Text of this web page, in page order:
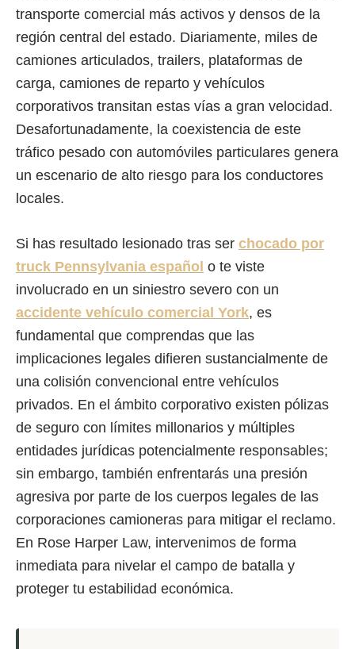
transporte comercial más activos y densos de la
región central del estado. Diariamente, miles de
camiones articulados, trailers, plataformas de
carga, camiones de reparto y vehículos
corporativos transitan estas vías a gran velocidad.
Desafortunadamente, la coexistencia de este
tráfico pesado con automóviles particulares genera
un escenario de alto riesgo para los conductores
locales.
Si has resultado lesionado tras ser chocado por
truck Pennsylvania español o te viste
involucrado en un siniestro severo con un
accidente vehículo comercial York, es
fundamental que comprendas que las
implicaciones legales difieren sustancialmente de
una colisión convencional entre vehículos
privados. En el ámbito corporativo existen pólizas
de seguro con límites millonarios y múltiples
entidades jurídicas potencialmente responsables;
sin embargo, también enfrentarás una presión
agresiva por parte de los cuerpos legales de las
corporaciones camioneras para mitigar el reclamo.
En Rose Harper Law, intervenimos de forma
inmediata para nivelar el campo de batalla y
proteger tu estabilidad económica.